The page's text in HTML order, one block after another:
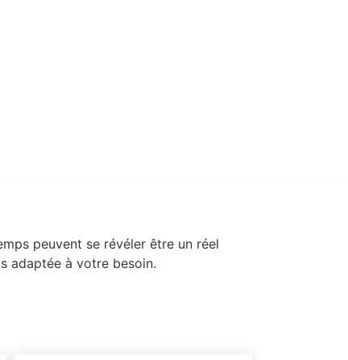
peuvent se révéler être un réel
adaptée à votre besoin.